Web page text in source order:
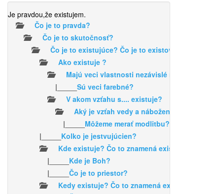
Je pravdou,že existujem.
Čo je to pravda?
Čo je to skutočnosť?
Čo je to existujúce? Čo je to existovať?
Ako existuje ?
Majú veci vlastnosti nezávislé na našom
|_____ Sú veci farebné?
V akom vzťahu s.... existuje?
Aký je vzťah vedy a náboženstva?
|_____ Môžeme merať modlitbu?
|_____ Kolko je jestvujúcien?
Kde existuje? Čo to znamená existovať v
|_____ Kde je Boh?
|_____ Čo je to priestor?
Kedy existuje? Čo to znamená existovať v čase